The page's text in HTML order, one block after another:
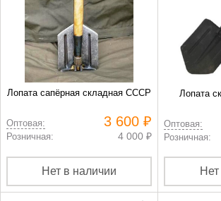
Лопата сапёрная складная СССР
Оптовая: 3 600 ₽
Розничная: 4 000 ₽
Нет в наличии
Лопата
Оптовая:
Розничная: